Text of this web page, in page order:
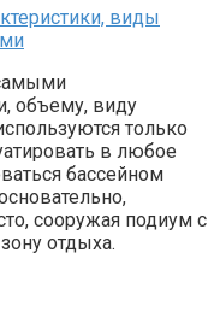
объему, виду
только
в любое
бассейном
сооружая подиум с
отдыха.